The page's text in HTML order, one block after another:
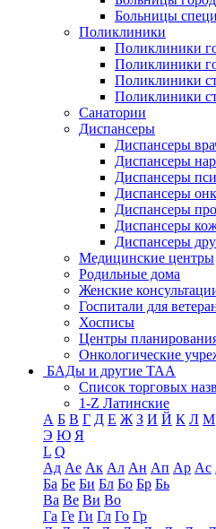
Больницы
Поликлиники
Поликлиники
Поликлиники
Поликлиники
Поликлиники
Санатории
Диспансеры
Диспансеры
Диспансеры
Диспансеры
Диспансеры
Диспансеры
Диспансеры
Диспансеры
Медицинские центры
Родильные дома
Женские
Госпитали для
Хосписы
Центры
Онкологические
БАДы и другие ТАА
Список торговых
1-Z Латинские
А Б В Г Д Е Ж З И Й К Л М
Э Ю Я
L Q
Ад Ае Ак Ал Ан Ап Ар Ас
Ба Бе Би Бл Бо Бр Бь
Ва Ве Ви Во
Га Ге Ги Гл Го Гр